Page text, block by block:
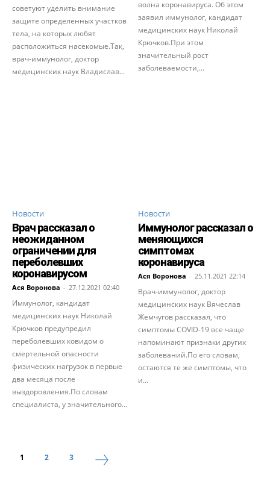
советуют уделить внимание
защите определенных участков
тела, на которых любят
расположиться насекомые.Так,
врач-иммунолог, доктор
медицинских наук Владислав...
волна коронавируса. Об этом
заявил иммунолог, кандидат
медицинских наук Николай
Крючков.При этом
значительный рост
заболеваемости,...
Новости
Врач рассказал о
неожиданном
ограничении для
переболевших
коронавирусом
Ася Воронова - 27.12.2021 02:40
Иммунолог, кандидат
медицинских наук Николай
Крючков предупредил
переболевших ковидом о
смертельной опасности
физических нагрузок в первые
два месяца после
выздоровления.По словам
специалиста, у значительного...
Новости
Иммунолог рассказал о
меняющихся
симптомах
коронавируса
Ася Воронова - 25.11.2021 22:14
Врач-иммунолог, доктор
медицинских наук Вячеслав
Жемчугов рассказал, что
симптомы COVID-19 все чаще
напоминают признаки других
заболеваний.По его словам,
остаются те же симптомы, что
и...
1 2 3